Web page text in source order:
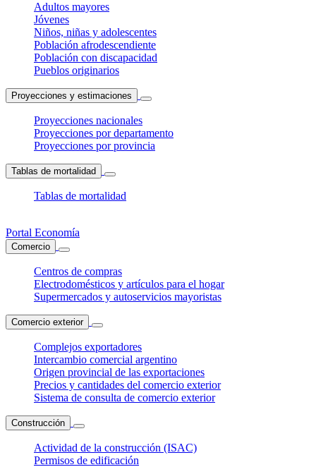
Adultos mayores
Jóvenes
Niños, niñas y adolescentes
Población afrodescendiente
Población con discapacidad
Pueblos originarios
Proyecciones y estimaciones
Proyecciones nacionales
Proyecciones por departamento
Proyecciones por provincia
Tablas de mortalidad
Tablas de mortalidad
Portal Economía
Comercio
Centros de compras
Electrodomésticos y artículos para el hogar
Supermercados y autoservicios mayoristas
Comercio exterior
Complejos exportadores
Intercambio comercial argentino
Origen provincial de las exportaciones
Precios y cantidades del comercio exterior
Sistema de consulta de comercio exterior
Construcción
Actividad de la construcción (ISAC)
Permisos de edificación